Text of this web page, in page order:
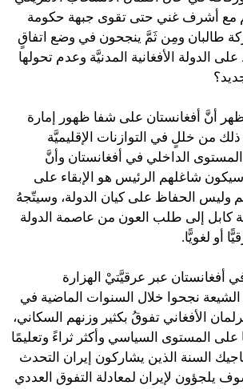
مع أشرف غني حتى تقوى جبهة حكومة
طالبان ومِن ثَمَّ ينجحون في وضع اتفاقٍ
الدولة الأفغانية المدنيَّة وعدم تحولها
أنَّ أفغانستان على شفا ظهور إمارة
ذلك من خللٍ في التوازنات الإقليميَّة
المستوى الداخلي في أفغانستان وأنَّ
شاغلهم الرئيس هو الإبقاء على
وليس الحفاظ على كيان الدولة، وسيتّجهُ
إلى طلب العون من عاصمة الدولة
أو لغويًّا.
أفغانستان عبر عرقيَّتيْ الهزارة
الشيعة نجحوا خلال السنوات الماضية في
الأفغاني تفوقُ بكثير وزنهم السكاني،
على المستوى السياسي وأكثر ثراءً وتعليمًا
السنة الذين يشاركون إيران التحدث
يلجؤون لإيران لمعادلة التفوق العددي